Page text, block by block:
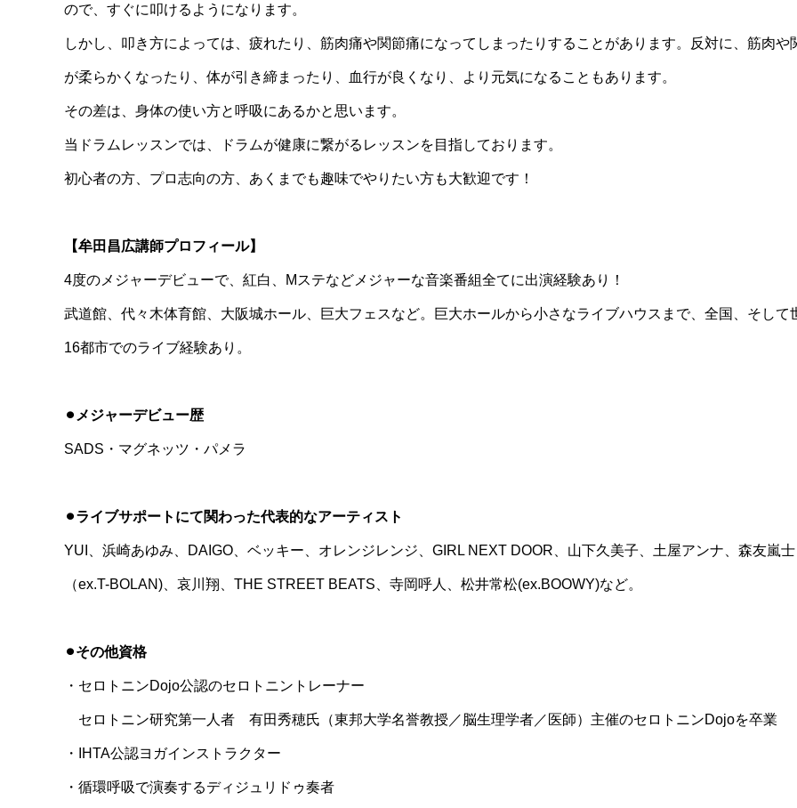
ので、すぐに叩けるようになります。
しかし、叩き方によっては、疲れたり、筋肉痛や関節痛になってしまったりすることがあります。反対に、筋肉や
が柔らかくなったり、体が引き締まったり、血行が良くなり、より元気になることもあります。
その差は、身体の使い方と呼吸にあるかと思います。
当ドラムレッスンでは、ドラムが健康に繋がるレッスンを目指しております。
初心者の方、プロ志向の方、あくまでも趣味でやりたい方も大歓迎です！
【牟田昌広講師プロフィール】
4度のメジャーデビューで、紅白、Mステなどメジャーな音楽番組全てに出演経験あり！
武道館、代々木体育館、大阪城ホール、巨大フェスなど。巨大ホールから小さなライブハウスまで、全国、そして
16都市でのライブ経験あり。
⚫︎メジャーデビュー歴
SADS・マグネッツ・パメラ
⚫︎ライブサポートにて関わった代表的なアーティスト
YUI、浜崎あゆみ、DAIGO、ベッキー、オレンジレンジ、GIRL NEXT DOOR、山下久美子、土屋アンナ、森友嵐士
（ex.T-BOLAN)、哀川翔、THE STREET BEATS、寺岡呼人、松井常松(ex.BOOWY)など。
⚫︎その他資格
・セロトニンDojo公認のセロトニントレーナー
セロトニン研究第一人者 有田秀穂氏（東邦大学名誉教授／脳生理学者／医師）主催のセロトニンDojoを卒業
・IHTA公認ヨガインストラクター
・循環呼吸で演奏するディジュリドゥ奏者